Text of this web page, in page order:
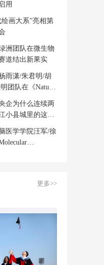
用
画大系”亮相第
洲团队在微生物
道结出新果实
雨潇/朱君明/胡
团队在《Nature
Science》发文
脑机接口方法与
企为什么连续两
小县城里的这个
感谢信？
医学学院汪军/徐
更多>>